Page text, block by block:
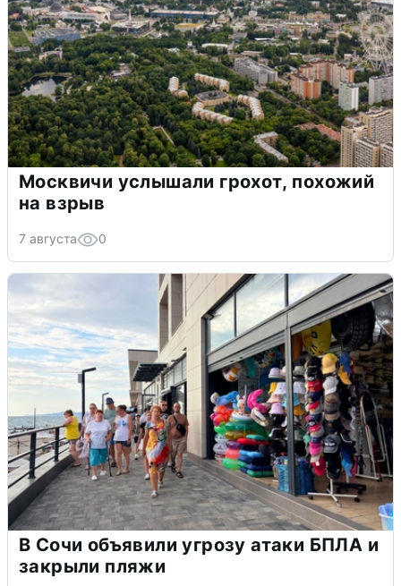
Москвичи услышали грохот, похожий
на взрыв
7 августа 0
В Сочи объявили угрозу атаки БПЛА и
закрыли пляжи